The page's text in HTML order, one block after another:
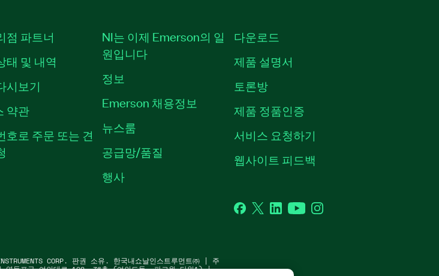
점 파트너
태 및 내역
시보기
약관
호로 주문 또는 견
NI는 이제 Emerson의 일
원입니다
정보
Emerson 채용정보
뉴스룸
공급망/품질
행사
다운로드
제품 설명서
토론방
제품 정품인증
서비스 요청하기
웹사이트 피드백
Facebook
TwitterLinkedInYouTubeInstagram
CORP. 판권 소유. 한국내쇼날인스트루먼트㈜ | 주
영등포구 여의대로 108, 36층 (여의도동, 파크원 타워1) |